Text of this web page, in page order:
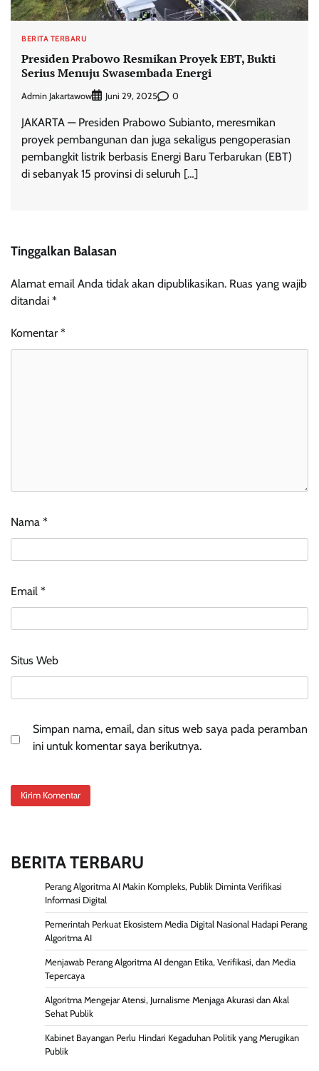
BERITA TERBARU
Presiden Prabowo Resmikan Proyek EBT, Bukti
Serius Menuju Swasembada Energi
Admin Jakartawow Juni 29, 2025 0
JAKARTA — Presiden Prabowo Subianto, meresmikan
proyek pembangunan dan juga sekaligus pengoperasian
pembangkit listrik berbasis Energi Baru Terbarukan (EBT)
di sebanyak 15 provinsi di seluruh […]
Tinggalkan Balasan
Alamat email Anda tidak akan dipublikasikan. Ruas yang wajib
ditandai *
Komentar *
Nama *
Email *
Situs Web
Simpan nama, email, dan situs web saya pada peramban
ini untuk komentar saya berikutnya.
BERITA TERBARU
Perang Algoritma AI Makin Kompleks, Publik Diminta Verifikasi
Informasi Digital
Pemerintah Perkuat Ekosistem Media Digital Nasional Hadapi Perang
Algoritma AI
Menjawab Perang Algoritma AI dengan Etika, Verifikasi, dan Media
Tepercaya
Algoritma Mengejar Atensi, Jurnalisme Menjaga Akurasi dan Akal
Sehat Publik
Kabinet Bayangan Perlu Hindari Kegaduhan Politik yang Merugikan
Publik